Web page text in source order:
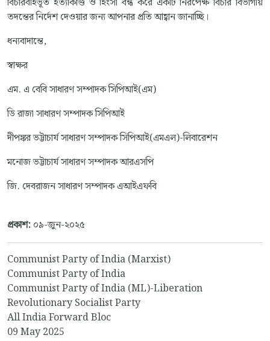
তদন্তের নির্দেশ দেওয়ার জন্য আপনার প্রতি আহ্বান জানাচ্ছি।
ধন্যবাদান্তে,
স্বাক্ষর
এম. এ বেবি সাধারণ সম্পাদক সিপিআই(এম)
ডি রাজা সাধারণ সম্পাদক সিপিআই
দীপঙ্কর ভট্টাচার্য সাধারণ সম্পাদক সিপিআই(এমএল)-লিবারেশন
মনোজ ভট্টাচার্য সাধারণ সম্পাদক আরএসপি
জি. দেবরাজন সাধারণ সম্পাদক এআইএফবি
প্রকাশ: ০৯-জুন-২০২৫
Communist Party of India (Marxist)
Communist Party of India
Communist Party of India (ML)-Liberation
Revolutionary Socialist Party
All India Forward Bloc
09 May 2025